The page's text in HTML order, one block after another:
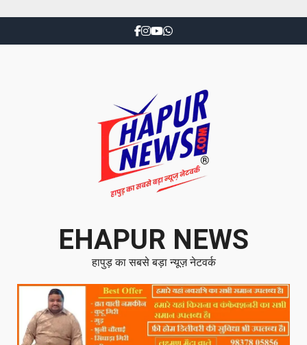
EHAPUR NEWS
हापुड़ का सबसे बड़ा न्यूज़ नेटवर्क